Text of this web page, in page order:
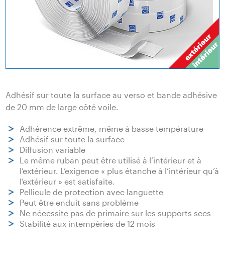
Adhésif sur toute la surface au verso et bande adhésive
de 20 mm de large côté voile.
Adhérence extrême, même à basse température
Adhésif sur toute la surface
Diffusion variable
Le même ruban peut être utilisé à l’intérieur et à
l’extérieur. L’exigence « plus étanche à l’intérieur qu’à
l’extérieur » est satisfaite.
Pellicule de protection avec languette
Peut être enduit sans problème
Ne nécessite pas de primaire sur les supports secs
Stabilité aux intempéries de 12 mois